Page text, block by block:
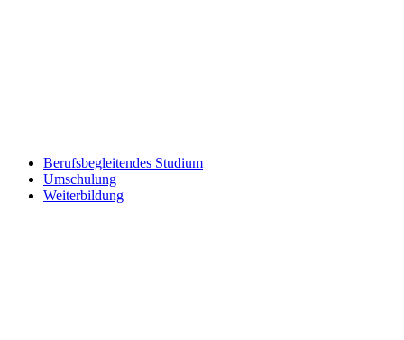
Berufsbegleitendes Studium
Umschulung
Weiterbildung